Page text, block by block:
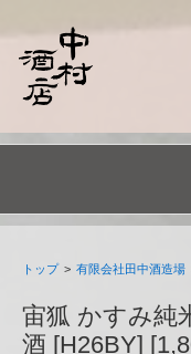
トップ > 有限会社田中酒造場
宙狐 かすみ純
酒 [H26BY]